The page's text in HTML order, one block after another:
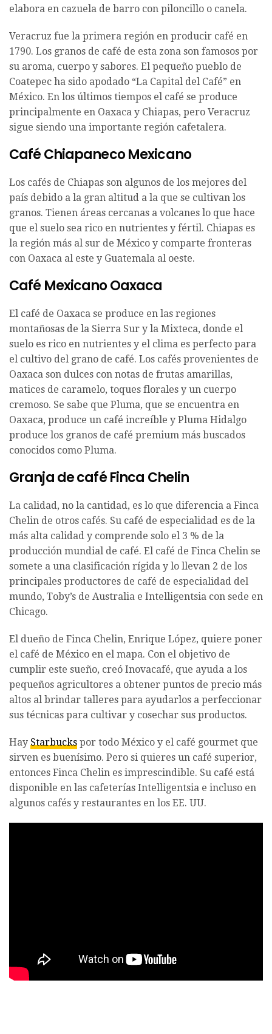
elabora en cazuela de barro con piloncillo o canela.
Veracruz fue la primera región en producir café en
1790. Los granos de café de esta zona son famosos por
su aroma, cuerpo y sabores. El pequeño pueblo de
Coatepec ha sido apodado “La Capital del Café” en
México. En los últimos tiempos el café se produce
principalmente en Oaxaca y Chiapas, pero Veracruz
sigue siendo una importante región cafetalera.
Café Chiapaneco Mexicano
Los cafés de Chiapas son algunos de los mejores del
país debido a la gran altitud a la que se cultivan los
granos. Tienen áreas cercanas a volcanes lo que hace
que el suelo sea rico en nutrientes y fértil. Chiapas es
la región más al sur de México y comparte fronteras
con Oaxaca al este y Guatemala al oeste.
Café Mexicano Oaxaca
El café de Oaxaca se produce en las regiones
montañosas de la Sierra Sur y la Mixteca, donde el
suelo es rico en nutrientes y el clima es perfecto para
el cultivo del grano de café. Los cafés provenientes de
Oaxaca son dulces con notas de frutas amarillas,
matices de caramelo, toques florales y un cuerpo
cremoso. Se sabe que Pluma, que se encuentra en
Oaxaca, produce un café increíble y Pluma Hidalgo
produce los granos de café premium más buscados
conocidos como Pluma.
Granja de café Finca Chelin
La calidad, no la cantidad, es lo que diferencia a Finca
Chelin de otros cafés. Su café de especialidad es de la
más alta calidad y comprende solo el 3 % de la
producción mundial de café. El café de Finca Chelin se
somete a una clasificación rígida y lo llevan 2 de los
principales productores de café de especialidad del
mundo, Toby’s de Australia e Intelligentsia con sede en
Chicago.
El dueño de Finca Chelin, Enrique López, quiere poner
el café de México en el mapa. Con el objetivo de
cumplir este sueño, creó Inovacafé, que ayuda a los
pequeños agricultores a obtener puntos de precio más
altos al brindar talleres para ayudarlos a perfeccionar
sus técnicas para cultivar y cosechar sus productos.
Hay Starbucks por todo México y el café gourmet que
sirven es buenísimo. Pero si quieres un café superior,
entonces Finca Chelin es imprescindible. Su café está
disponible en las cafeterías Intelligentsia e incluso en
algunos cafés y restaurantes en los EE. UU.